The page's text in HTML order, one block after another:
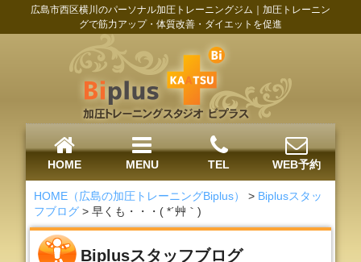
広島市西区横川のパーソナル加圧トレーニングジム｜加圧トレーニン
グで筋力アップ・体質改善・ダイエットを促進
HOME MENU TEL WEB予約
HOME（広島の加圧トレーニングBiplus） > Biplusスタッ
フブログ >早くも・・・( *´艸｀)
Biplusスタッフブログ